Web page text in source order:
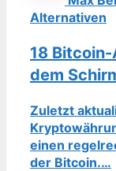
Alternativen
18
dem
Zuletzt
einen
der Bitcoin.…